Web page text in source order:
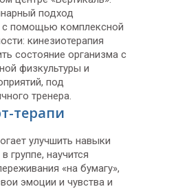
подход
с помощью комплексной
кинезиотерапия
состояние организма с
физкультуры и
под
тренера.
терапи
улучшить навыки
группе, научится
«на бумагу»,
эмоции и чувства и